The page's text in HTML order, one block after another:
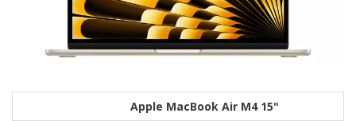
Apple MacBook Air M4 15"